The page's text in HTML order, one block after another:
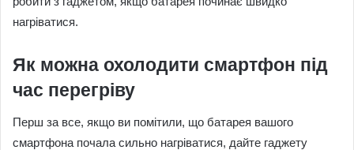
нагріватися.
Як можна охолодити смартфон під
час перегріву
Перш за все, якщо ви помітили, що батарея вашого
смартфона почала сильно нагріватися, дайте гаджету